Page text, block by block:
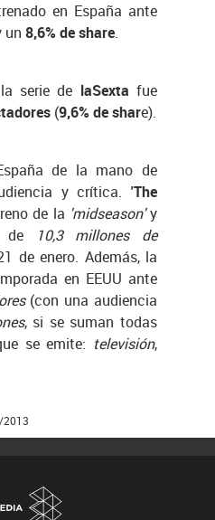
en España ante
un8,6% de share.
serie de laSexta fue
(9,6% de share).
de la mano de
y crítica. 'The
de la 'midseason'y
de
10,3 millones de
de enero. Además, la
en EEUU ante
(con una audiencia
, si se suman todas
se emite: televisión,
2013